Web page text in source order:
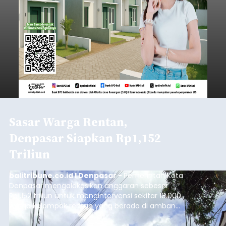
Sasar Warga Rentan,
Denpasar Siapkan Rp1,152
Triliun
balitribune.co.id I Denpasar - Pemerintah Kota
Denpasar mengalokasikan anggaran sebesar
Rp1,152 triliun untuk mengintervensi sekitar 18.000
warga kelompok rentan yang berada di ambang
garis kemiskinan. Langkah strategis ini diambil